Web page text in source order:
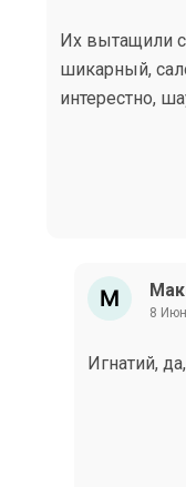
Их вытащили
шикарный,
интерестно,
8
Игнатий,